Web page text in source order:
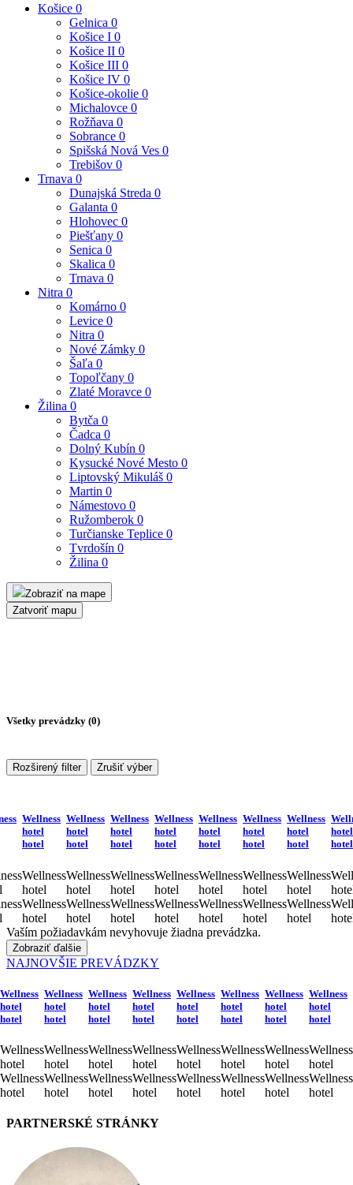
Košice 0
Gelnica 0
Košice I 0
Košice II 0
Košice III 0
Košice IV 0
Košice-okolie 0
Michalovce 0
Rožňava 0
Sobrance 0
Spišská Nová Ves 0
Trebišov 0
Trnava 0
Dunajská Streda 0
Galanta 0
Hlohovec 0
Piešťany 0
Senica 0
Skalica 0
Trnava 0
Nitra 0
Komárno 0
Levice 0
Nitra 0
Nové Zámky 0
Šaľa 0
Topoľčany 0
Zlaté Moravce 0
Žilina 0
Bytča 0
Čadca 0
Dolný Kubín 0
Kysucké Nové Mesto 0
Liptovský Mikuláš 0
Martin 0
Námestovo 0
Ružomberok 0
Turčianske Teplice 0
Tvrdošín 0
Žilina 0
Zobraziť na mape
Zatvoriť mapu
Všetky prevádzky (0)
Rozširený filter Zrušiť výber
Wellness
hotel
hotel
Wellness
hotel
Wellness
hotel
Wellness
hotel
hotel
Wellness
hotel
Wellness
hotel
Wellness
hotel
hotel
Wellness
hotel
Wellness
hotel
Wellness
hotel
hotel
Wellness
hotel
Wellness
hotel
Wellness
hotel
hotel
Wellness
hotel
Wellness
hotel
Wellness
hotel
hotel
Wellness
hotel
Wellness
hotel
Wellness
hotel
hotel
Wellness
hotel
Wellness
hotel
hotel
hotel
Vaším požiadavkám nevyhovuje žiadna prevádzka.
Zobraziť ďalšie
NAJNOVŠIE PREVÁDZKY
Wellness
hotel
hotel
Wellness
hotel
Wellness
hotel
Wellness
hotel
hotel
Wellness
hotel
Wellness
hotel
Wellness
hotel
hotel
Wellness
hotel
Wellness
hotel
Wellness
hotel
hotel
Wellness
hotel
Wellness
hotel
Wellness
hotel
hotel
Wellness
hotel
Wellness
hotel
Wellness
hotel
hotel
Wellness
hotel
Wellness
hotel
Wellness
hotel
hotel
Wellness
hotel
Wellness
hotel
Wellness
hotel
hotel
Wellness
hotel
Wellness
hotel
PARTNERSKÉ STRÁNKY